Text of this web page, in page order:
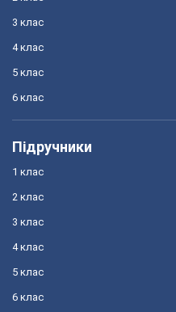
3 клас
4 клас
5 клас
6 клас
Підручники
1 клас
2 клас
3 клас
4 клас
5 клас
6 клас